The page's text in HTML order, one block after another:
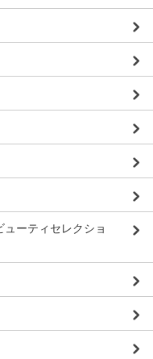
ーティセレクショ